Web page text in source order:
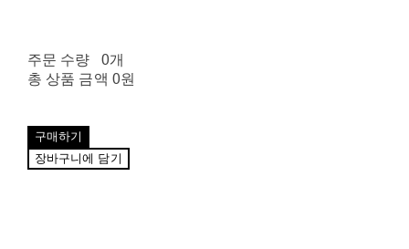
주문 수량
0개
총 상품 금액 0원
구매하기
장바구니에 담기